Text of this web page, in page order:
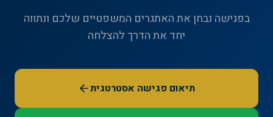
בפגישה נבחן את האתגרים המשפטיים שלכם ונתווה
יחד את הדרך להצלחה
תיאום פגישה אסטרטגית